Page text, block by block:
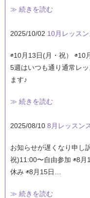
≫ 続きを読む
2025/10/02 10月レッス
◉10月13日(月・祝） ◉10
5週はいつも通り通常レ
ます♪
≫ 続きを読む
2025/08/10 8月レッスン
お知らせが遅くなり申し
祝)11:00〜自由参加 ◉8
休み ◉8月15日…
≫ 続きを読む